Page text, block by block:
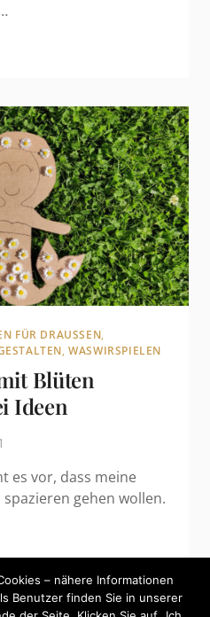
FÜR DRAUSSEN
,
,WASWIRSPIELEN
Blüten
Ideen
es vor, dass meine
gehen wollen.
– nähere Informationen
Benutzer finden Sie in unserer